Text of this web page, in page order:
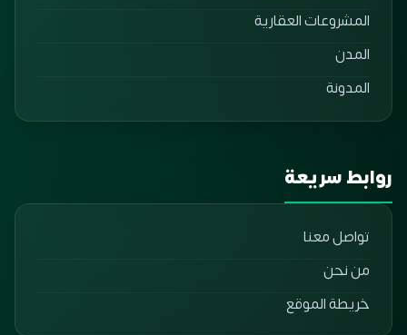
المشروعات العقارية
المدن
المدونة
روابط سريعة
تواصل معنا
من نحن
خريطة الموقع